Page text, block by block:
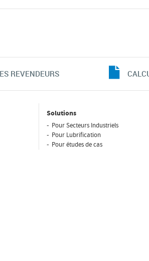
REVENDEURS
Solutions
Pour Secteurs Industriels
Pour Lubrification
Pour études de cas